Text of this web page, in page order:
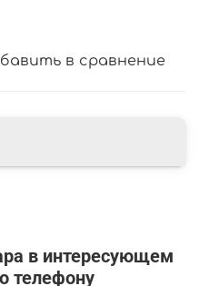
в сравнение
в интересующем
телефону